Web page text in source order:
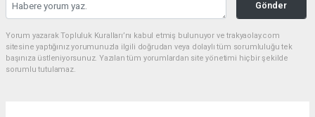
Gönder
Yorum yazarak Topluluk Kuralları’nı kabul etmiş bulunuyor ve trakyaolay.com
sitesine yaptığınız yorumunuzla ilgili doğrudan veya dolaylı tüm sorumluluğu tek
başınıza üstleniyorsunuz. Yazılan tüm yorumlardan site yönetimi hiçbir şekilde
sorumlu tutulamaz.